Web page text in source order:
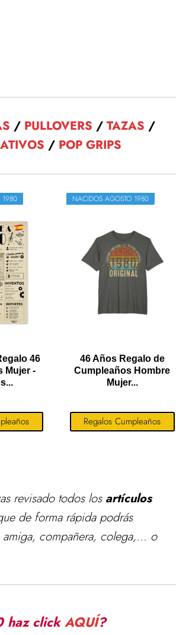
/ PULLOVERS / TAZAS /
/ POP GRIPS
1980
46
Mujer -
NACIDOS AGOSTO 1980
46 Años Regalo de
Cumpleaños Hombre
Mujer...
Regalos Cumpleaños
revisado todos los artículos
de forma rápida podrás
amiga, compañera, colega,... o
haz clickAQUÍ?